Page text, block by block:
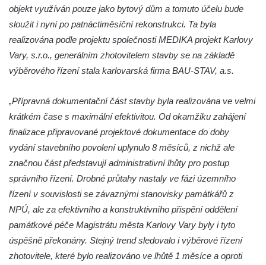
Dům čp. 79 v Mlýnské ulici ve Sloupu v
Čechách
Dům čp. 134 v Mlýnské ulici ve Sloupu v
Čechách
Dům čp. 101 v ulici Ke Hradu ve Sloupu v
Dům čp. 102 v Potoční ulici ve Sloupu v
Čechách
Dům čp. 109 v ulici Ke Hradu ve Sloupu v
Dům čp. 181 v Mikovcově ulici ve Sloupu v
Čechách
Dům čp. 167 v ulici Pod Hradem ve Sloupu
v Čechách
Dům čp. 149 v Alšově ulici v Novém Boru
Dům čp. 172 v Palackého ulici v Novém
objekt využíván pouze jako bytový dům a tomuto účelu bude
sloužit i nyní po patnáctiměsíční rekonstrukci. Ta byla
realizována podle projektu společnosti MEDIKA projekt Karlovy
Vary, s.r.o., generálním zhotovitelem stavby se na základě
výběrového řízení stala karlovarská firma BAU-STAV, a.s.
„Přípravná dokumentační část stavby byla realizována ve velmi
krátkém čase s maximální efektivitou. Od okamžiku zahájení
finalizace připravované projektové dokumentace do doby
vydání stavebního povolení uplynulo 8 měsíců, z nichž ale
značnou část představují administrativní lhůty pro postup
správního řízení. Drobné průtahy nastaly ve fázi územního
řízení v souvislosti se závaznými stanovisky památkářů z
NPÚ, ale za efektivního a konstruktivního přispění oddělení
památkové péče Magistrátu města Karlovy Vary byly i tyto
úspěšně překonány. Stejný trend sledovalo i výběrové řízení
zhotovitele, které bylo realizováno ve lhůtě 1 měsíce a oproti